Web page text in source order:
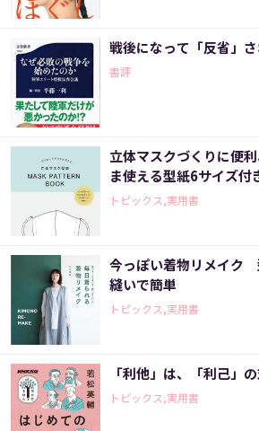
戦後になって「反省」
書評
立体マスクづくりに便
ま使える型紙6サイズ付
トピックス,実用書
今っぽい着物リメイク
縫いで簡単
トピックス,実用書
「利他」は、「利己」
トピックス,実用書